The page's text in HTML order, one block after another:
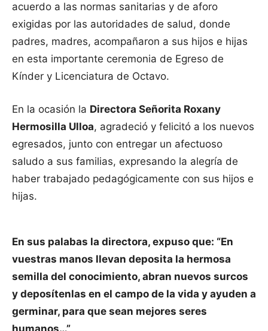
acuerdo a las normas sanitarias y de aforo
exigidas por las autoridades de salud, donde
padres, madres, acompañaron a sus hijos e hijas
en esta importante ceremonia de Egreso de
Kínder y Licenciatura de Octavo.
En la ocasión la Directora Señorita Roxany
Hermosilla Ulloa, agradeció y felicitó a los nuevos
egresados, junto con entregar un afectuoso
saludo a sus familias, expresando la alegría de
haber trabajado pedagógicamente con sus hijos e
hijas.
En sus palabas la directora, expuso que: “En
vuestras manos llevan deposita la hermosa
semilla del conocimiento, abran nuevos surcos
y deposítenlas en el campo de la vida y ayuden a
germinar, para que sean mejores seres